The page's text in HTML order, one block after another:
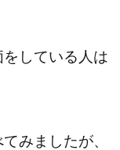
をしている人は
みましたが、